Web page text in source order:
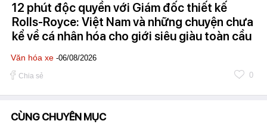
12 phút độc quyền với Giám đốc thiết kế
Rolls-Royce: Việt Nam và những chuyện chưa
kể về cá nhân hóa cho giới siêu giàu toàn cầu
Văn hóa xe -06/08/2026
Chia sẻ 0
CÙNG CHUYÊN MỤC